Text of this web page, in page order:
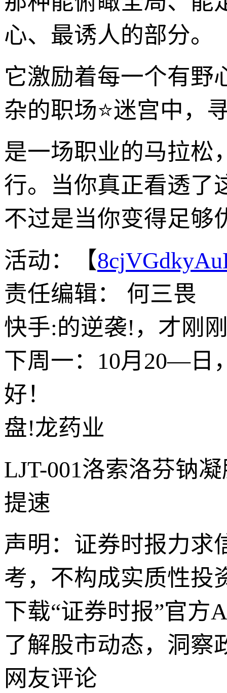
心、最诱人的部分。
它激励着每一个有野
杂的职场⭐迷宫中，
是一场职业的马拉松
行。当你真正看透了
不过是当你变得足够
活动：【
责任编辑： 何三畏
快手:的逆袭!，才刚
下周一：10月20—日
好！
盘!龙药业
LJT-001洛索洛芬钠
提速
声明：证券时报力求
考，不构成实质性投
下载“证券时报”官方
了解股市动态，洞察
网友评论